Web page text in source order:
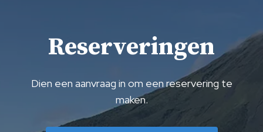
Reserveringen
Dien een aanvraag in om een reservering te
maken.